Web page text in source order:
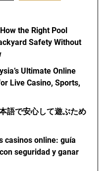
the Right Pool
Safety Without
Ultimate Online
Live Casino, Sports,
語で安心して遊ぶため
casinos online: guía
seguridad y ganar